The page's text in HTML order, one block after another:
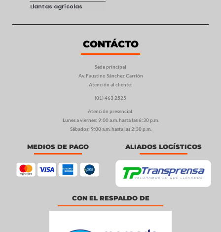
Llantas agrícolas
CONTÁCTO
Sede principal
Av. Faustino Sánchez Carrión
Atención al cliente:
(01) 463 2525
Atención presencial:
Lunes a viernes: 9:00 a.m. hasta las 6:30 p.m.
Sábados: 9:00 a.m. hasta las 2:30 p.m.
MEDIOS DE PAGO ALIADOS LOGÍSTICOS
CON EL RESPALDO DE